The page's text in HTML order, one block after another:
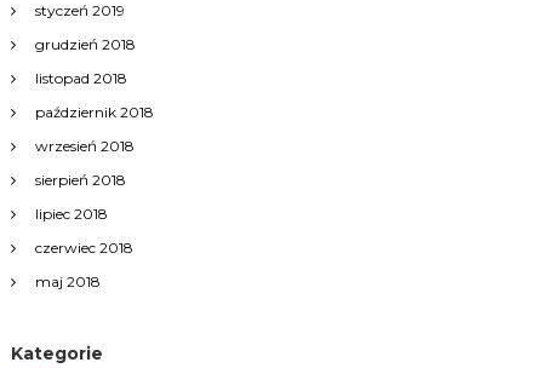
styczeń 2019
grudzień 2018
listopad 2018
październik 2018
wrzesień 2018
sierpień 2018
lipiec 2018
czerwiec 2018
maj 2018
Kategorie